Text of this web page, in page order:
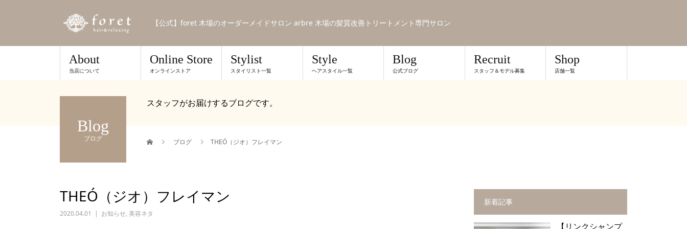
【公式】foret 木場のオーダーメイドサロン arbre 木場の髪質改善トリートメント専門サロン
About
当店について
Online Store
オンラインストア
Stylist
スタイリスト一覧
Style
ヘアスタイル一覧
Blog
公式ブログ
Recruit
スタッフ＆モデル募集
Shop
店舗一覧
Blog
ブログ
スタッフがお届けするブログです。
ブログ THEÓ（ジオ）フレイマン
THEÓ（ジオ）フレイマン
2020.04.01 お知らせ, 美容ネタ
新着記事
【リンクシャンプ